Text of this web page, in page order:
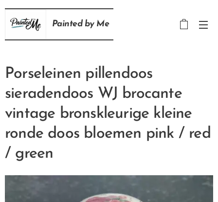
Painted byMe
Porseleinen pillendoos
sieradendoos WJ brocante
vintage bronskleurige kleine
ronde doos bloemen pink / red
/ green